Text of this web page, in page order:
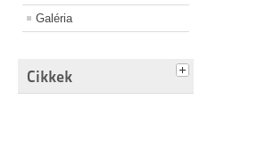
Galéria
Cikkek